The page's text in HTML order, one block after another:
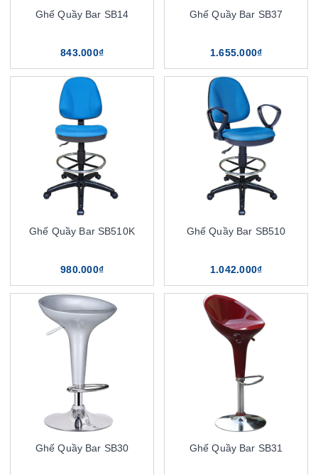
Ghế Quầy Bar SB14
843.000₫
Ghế Quầy Bar SB37
1.655.000₫
Ghế Quầy Bar SB510K
980.000₫
Ghế Quầy Bar SB510
1.042.000₫
Ghế Quầy Bar SB30 Ghế Quầy Bar SB31